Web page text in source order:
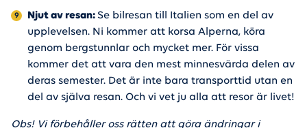
Njut av resan:Se bilresan till Italien som en del av
upplevelsen. Ni kommer att korsa Alperna, köra
genom bergstunnlar och mycket mer. För vissa
kommer det att vara den mest minnesvärda delen av
deras semester. Det är inte bara transporttid utan en
del av själva resan. Och vi vet ju alla att resor är livet!
Obs! Vi förbehåller oss rätten att göra ändringar i